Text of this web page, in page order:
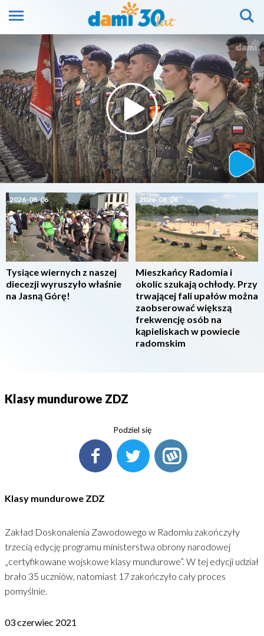
2026-08-06
Tysiące wiernych z naszej
diecezji wyruszyło właśnie
na Jasną Górę!
2026-08-06
Mieszkańcy Radomia i
okolic szukają ochłody. Przy
trwającej fali upałów można
zaobserować większą
frekwencję osób na
kąpieliskach w powiecie
radomskim
Klasy mundurowe ZDZ
Podziel się
Klasy mundurowe ZDZ
Zakład Doskonalenia Zawodowego w Radomiu zakończyły
trzecią edycję programu ministerstwa obrony narodowej
„certyfikowane wojskowe klasy mundurowe”. W tej edycji udział
brało 35 uczniów, natomiast 17 zakończyło cały proces
pomyślnie.
03 czerwiec 2021